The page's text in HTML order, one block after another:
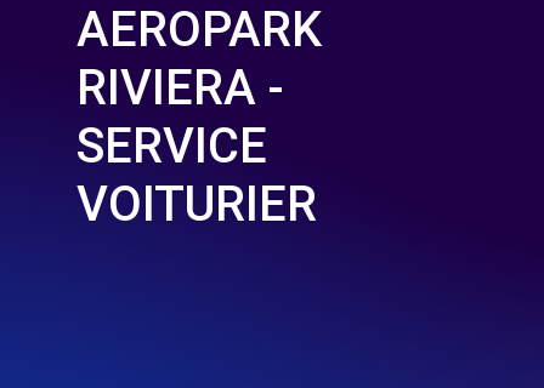
AEROPARK
RIVIERA -
SERVICE
VOITURIER